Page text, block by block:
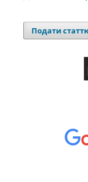
Подати